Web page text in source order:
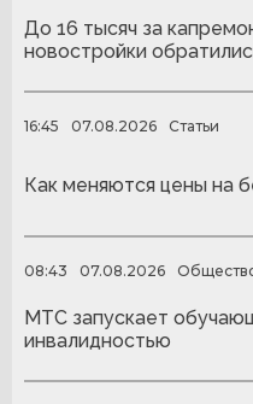
До 16 тысяч за
новостройки
16:45 07.08.2026 Статьи
Как меняются цены на
08:43 07.08.2026
МТС запускает
инвалидностью